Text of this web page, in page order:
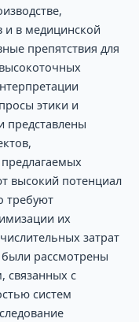
и в медицинской
препятствия для
этики и
представлены
высокий потенциал
требуют
их
затрат
рассмотрены
связанных с
систем